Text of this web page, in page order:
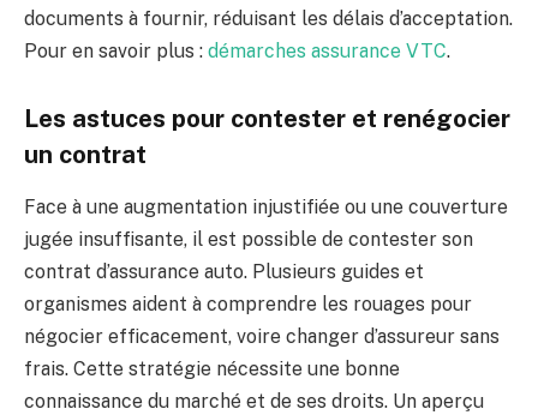
documents à fournir, réduisant les délais d’acceptation.
Pour en savoir plus : démarches assurance VTC.
Les astuces pour contester et renégocier
un contrat
Face à une augmentation injustifiée ou une couverture
jugée insuffisante, il est possible de contester son
contrat d’assurance auto. Plusieurs guides et
organismes aident à comprendre les rouages pour
négocier efficacement, voire changer d’assureur sans
frais. Cette stratégie nécessite une bonne
connaissance du marché et de ses droits. Un aperçu